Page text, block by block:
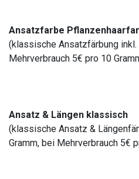
Ansatzfarbe
(klassische Ansatzfärbung inkl.
Mehrverbrauch 5€ pro 10
Ansatz & Längen klassisch
(klassische Ansatz &
Gramm, bei Mehrverbrauch 5€